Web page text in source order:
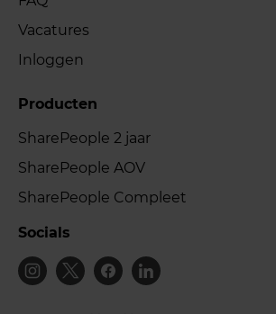
Vacatures
Inloggen
Producten
SharePeople 2 jaar
SharePeople AOV
SharePeople Compleet
Socials